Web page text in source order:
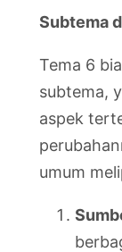
Subtema
Tema 6
subtema,
aspek
umum